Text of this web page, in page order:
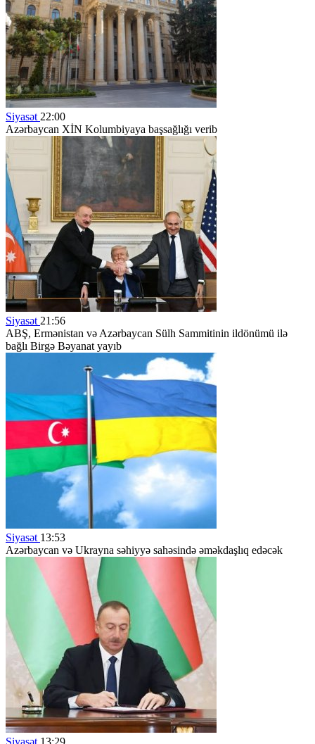
Siyasət 22:00
Azərbaycan XİN Kolumbiyaya başsağlığı verib
Siyasət 21:56
ABŞ, Ermənistan və Azərbaycan Sülh Sammitinin ildönümü ilə
bağlı Birgə Bəyanat yayıb
Siyasət 13:53
Azərbaycan və Ukrayna səhiyyə sahəsində əməkdaşlıq edəcək
Siyasət 13:29